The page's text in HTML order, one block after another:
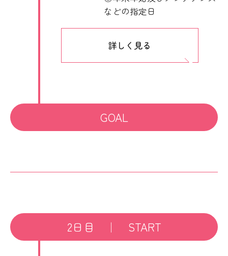
などの指定日
詳しく見る
GOAL
2日目 ｜ START